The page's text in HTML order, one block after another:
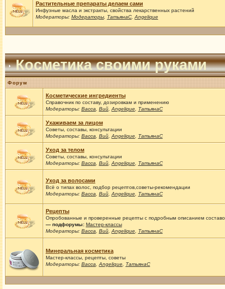
Растительные препараты делаем сами
Инфузные масла и экстракты, свойства лекарственных растений
Модераторы: Модераторы, ТатьянаС, Angelique
Косметика своими руками
Форум
Косметические ингредиенты
Справочник по составу, дозировкам и применению
Модераторы: Васса Вий, Angelique, ТатьянаС
Ухаживаем за лицом
Советы, составы, консультации
Модераторы: Васса Вий, Angelique, ТатьянаС
Уход за телом
Советы, составы, консультации
Модераторы: Васса Вий, Angelique, ТатьянаС
Уход за волосами
Всё о типах волос, подбор рецептов,советы-рекомендации
Модераторы: Васса Вий, Angelique, ТатьянаС
Рецепты
Опробованные и проверенные рецепты с подробным описанием
— подфорумы: Мастер-классы
Модераторы: Васса Вий, Angelique, ТатьянаС
Минеральная косметика
Мастер-классы, рецепты, советы
Модераторы: Васса Angelique, ТатьянаС